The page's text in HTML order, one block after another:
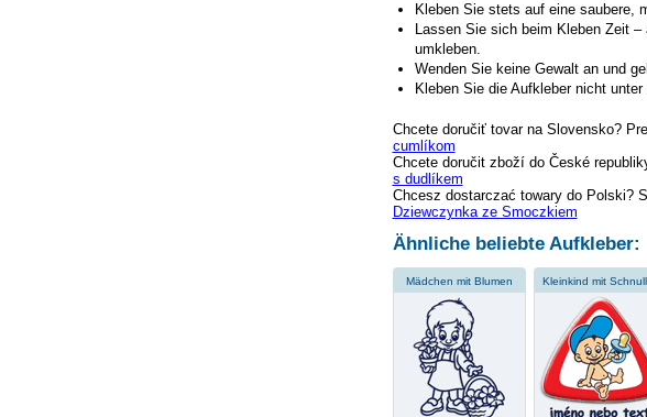
Kleben Sie stets auf eine saubere,
Lassen Sie sich beim Kleben Zeit
umkleben.
Wenden Sie keine Gewalt an und
Kleben Sie die Aufkleber nicht
Chcete doručiť tovar na Slovensko?
cumlíkom
Chcete doručit zboží do České
s dudlíkem
Chcesz dostarczać towary do Polski?
Dziewczynka ze Smoczkiem
Ähnliche beliebte Aufkleber:
Mädchen mit Blumen Kleinkind mit